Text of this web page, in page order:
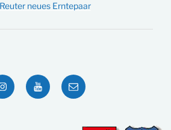
neues Erntepaar
YouTubeE-
Mail